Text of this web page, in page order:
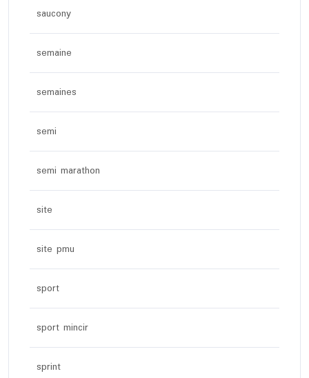
saucony
semaine
semaines
semi
semi marathon
site
site pmu
sport
sport mincir
sprint